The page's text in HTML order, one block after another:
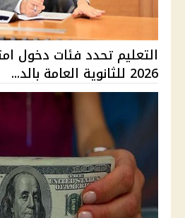
التعليم تحدد فئات دخول
2026 للثانوية العامة بالد...